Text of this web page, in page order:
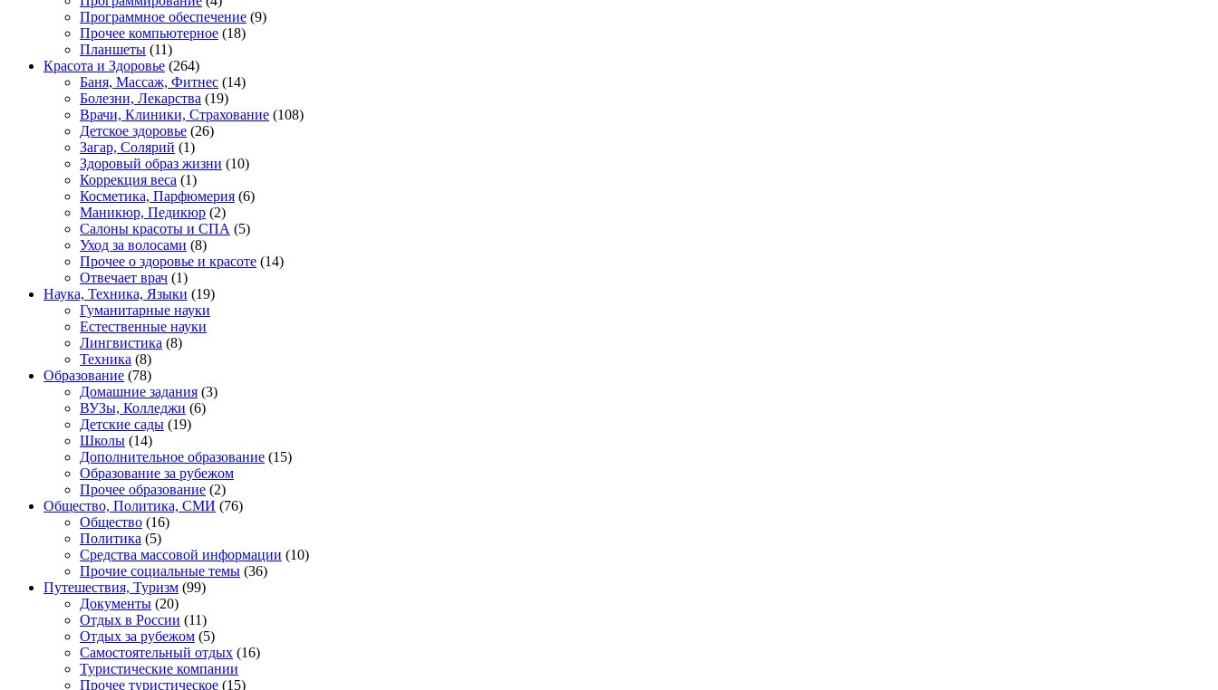
Программное обеспечение (9)
Прочее компьютерное (18)
Планшеты (11)
Красота и Здоровье (264)
Баня, Массаж, Фитнес (14)
Болезни, Лекарства (19)
Врачи, Клиники, Страхование (108)
Детское здоровье (26)
Загар, Солярий (1)
Здоровый образ жизни (10)
Коррекция веса (1)
Косметика, Парфюмерия (6)
Маникюр, Педикюр (2)
Салоны красоты и СПА (5)
Уход за волосами (8)
Прочее о здоровье и красоте (14)
Отвечает врач (1)
Наука, Техника, Языки (19)
Гуманитарные науки
Естественные науки
Лингвистика (8)
Техника (8)
Образование (78)
Домашние задания (3)
ВУЗы, Колледжи (6)
Детские сады (19)
Школы (14)
Дополнительное образование (15)
Образование за рубежом
Прочее образование (2)
Общество, Политика, СМИ (76)
Общество (16)
Политика (5)
Средства массовой информации (10)
Прочие социальные темы (36)
Путешествия, Туризм (99)
Документы (20)
Отдых в России (11)
Отдых за рубежом (5)
Самостоятельный отдых (16)
Туристические компании
Прочее туристическое (15)